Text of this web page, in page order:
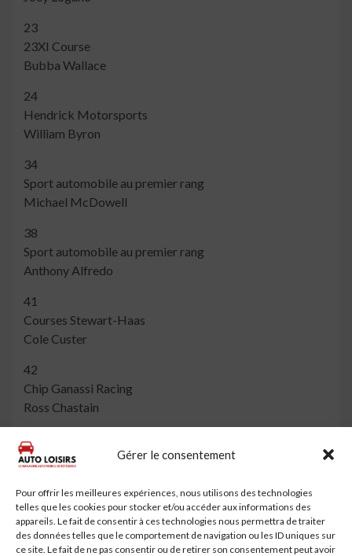
Gérer le consentement
Pour offrir les meilleures expériences, nous utilisons des technologies
telles que les cookies pour stocker et/ou accéder aux informations des
appareils. Le fait de consentir à ces technologies nous permettra de traiter
des données telles que le comportement de navigation ou les ID uniques sur
ce site. Le fait de ne pas consentir ou de retirer son consentement peut avoir
23
23XI Course
Bubba Wallace
24
Hendrick Motorsports
William Byron
34
Sport automobile au premier rang
Michael McDowell
38
Sport automobile au premier rang
Anthony Alfredo
41
Courses Stewart-Haas
Cole Custer
42
Chip Ganassi Racing
Ross Chastain
43
Richard Petty Motorsports
47
JTG Daugherty Racing
Ricky Stenhouse Jr.